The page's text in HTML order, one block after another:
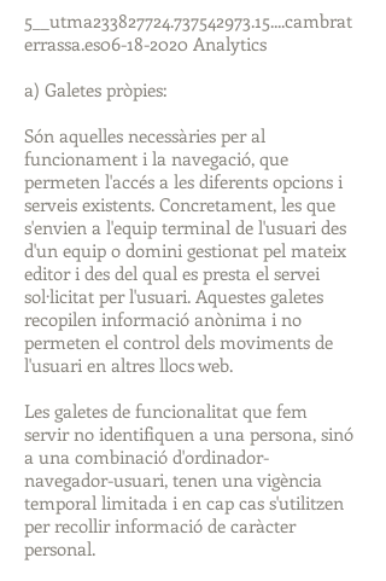
5__utma233827724.737542973.15....cambrat
errassa.es06-18-2020 Analytics
a) Galetes pròpies:
Són aquelles necessàries per al
funcionament i la navegació, que
permeten l'accés a les diferents opcions i
serveis existents. Concretament, les que
s'envien a l'equip terminal de l'usuari des
d'un equip o domini gestionat pel mateix
editor i des del qual es presta el servei
sol·licitat per l'usuari. Aquestes galetes
recopilen informació anònima i no
permeten el control dels moviments de
l'usuari en altres llocs web.
Les galetes de funcionalitat que fem
servir no identifiquen a una persona, sinó
a una combinació d'ordinador-
navegador-usuari, tenen una vigència
temporal limitada i en cap cas s'utilitzen
per recollir informació de caràcter
personal.